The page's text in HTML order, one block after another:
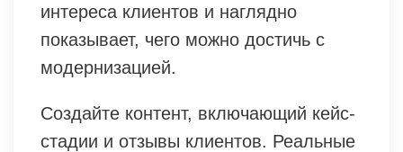
интереса клиентов и наглядно
показывает, чего можно достичь с
модернизацией.
Создайте контент, включающий кейс-
стадии и отзывы клиентов. Реальные